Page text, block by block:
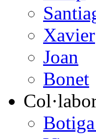
Xavier
Joan
Bonet